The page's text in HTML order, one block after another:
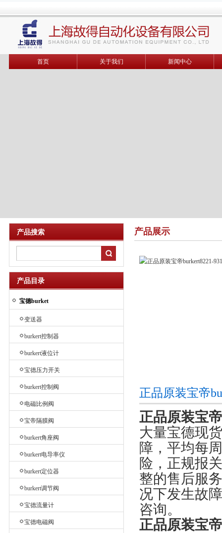
首页 关于我们 新闻中心
产品搜索
产品目录
宝德burket
变送器
burkert控制器
burkert液位计
宝德压力开关
burkert控制阀
电磁比例阀
宝帝隔膜阀
burkert角座阀
burkert电导率仪
burkert定位器
burkert调节阀
宝德流量计
宝德电磁阀
产品展示
正品原装宝帝
正品原装宝
大量宝德现
障，平均每
险，正规报
整的售后服
况下发生故
咨询。
正品原装宝